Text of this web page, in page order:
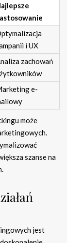
i UX
zachowań
e-
może
szanse na
jest